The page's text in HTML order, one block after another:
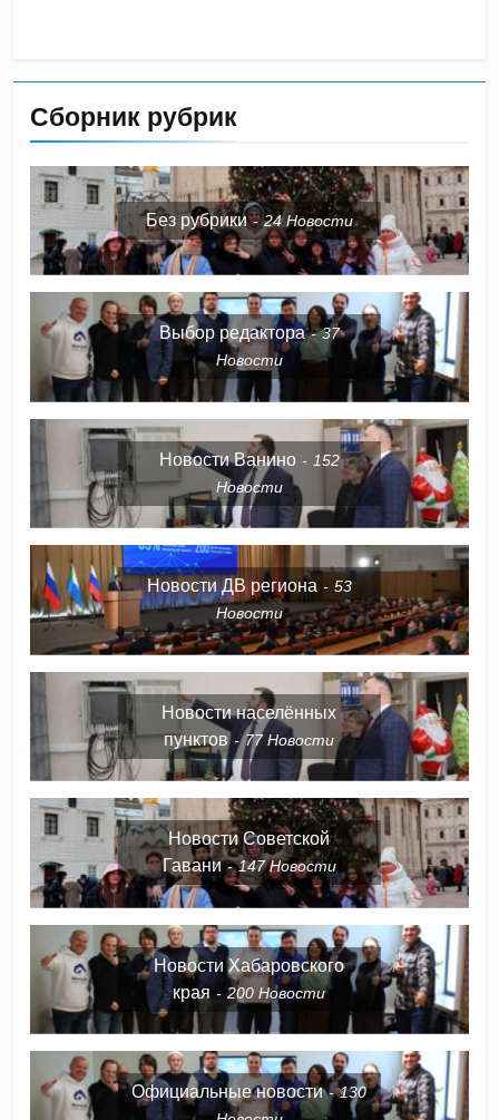
Сборник рубрик
Без рубрики 24Новости
Выбор редактора
37
Новости
Новости Ванино
152
Новости
Новости ДВ региона
53
Новости
Новости населённых
пунктов
77Новости
Новости Советской
Гавани
147Новости
Новости Хабаровского
края
200Новости
Официальные новости
130